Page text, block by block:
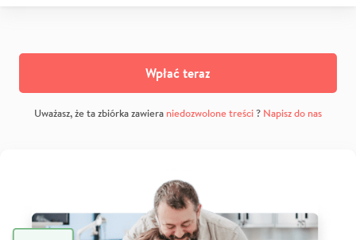
Wpłać teraz
Uważasz, że ta zbiórka zawiera niedozwolone treści? Napisz do nas